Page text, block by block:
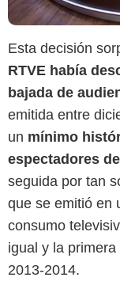
Esta decisión
RTVE había
bajada de
emitida entre
un mínimo
espectadores
seguida por tan
que se emitió en
consumo
igual y la
2013-2014.